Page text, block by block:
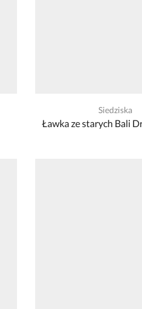
Siedziska
Ławka ze starych Bali